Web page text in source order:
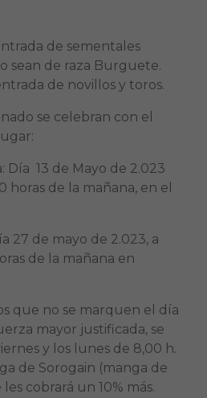
de sementales
sean de raza Burguete.
de novillos y toros.
se celebran con el
Día 13 de Mayo de 2.023
horas de la mañana, en el
27 de mayo de 2.023, a
de la mañana en
que no se marquen el día
mayor justificada, se
y los lunes de 8,00 h.
de Sorogain (manga de
les cobrará un 10% más.